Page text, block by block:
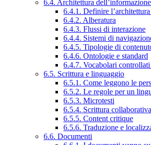
6.4. Architettura dell’informazione
6.4.1. Definire
6.4.2. Alberatura
6.4.3. Flussi di interazione
6.4.4. Sistemi di
6.4.5. Tipologie di
6.4.6. Ontologie e standard
6.4.7. Vocabolari controllati
6.5. Scrittura e linguaggio
6.5.1. Come leggono le
6.5.2. Le regole per un
6.5.3. Microtesti
6.5.4. Scrittura collaborativa
6.5.5. Content critique
6.5.6. Traduzione e
6.6. Documenti